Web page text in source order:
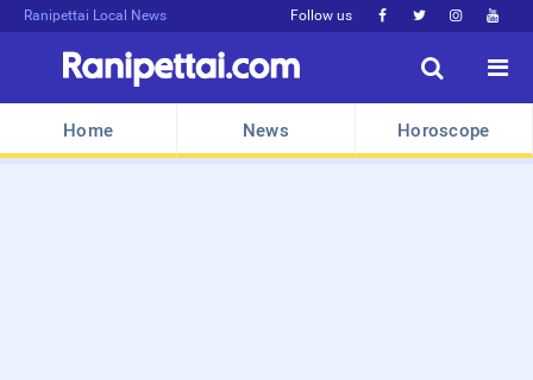
Ranipettai Local News Follow us    


Home News Horoscope